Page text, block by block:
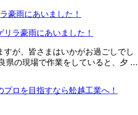
ラ豪雨にあいました！
すが、皆さまはいかがお過ごしでし
県の現場で作業をしていると、夕 …
プロを目指すなら舩越工業へ！